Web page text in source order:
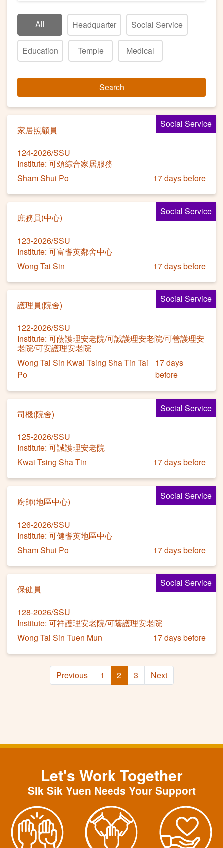
All Headquarter Social Service
Education Temple Medical
Search
Social Service
家居照顧員
124-2026/SSU
Institute: 可頌綜合家居服務
Sham Shui Po
17 days before
Social Service
庶務員(中心)
123-2026/SSU
Institute: 可富耆英鄰舍中心
Wong Tai Sin
17 days before
Social Service
護理員(院舍)
122-2026/SSU
Institute: 可蔭護理安老院/可誠護理安老院/可善護理安
老院/可安護理安老院
Wong Tai Sin Kwai Tsing Sha Tin Tai
Po
17 days
before
Social Service
司機(院舍)
125-2026/SSU
Institute: 可誠護理安老院
Kwai Tsing Sha Tin
17 days before
Social Service
廚師(地區中心)
126-2026/SSU
Institute: 可健耆英地區中心
Sham Shui Po
17 days before
Social Service
保健員
128-2026/SSU
Institute: 可祥護理安老院/可蔭護理安老院
Wong Tai Sin Tuen Mun
17 days before
Previous 1 2 3 Next
Let's Work Together
SIk Sik Yuen Needs Your Support